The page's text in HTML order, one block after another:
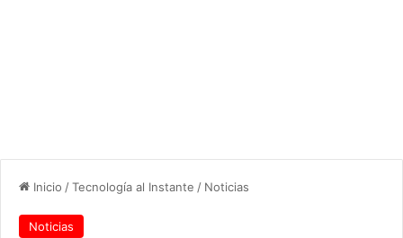
Inicio /Tecnología al Instante / Noticias
Noticias